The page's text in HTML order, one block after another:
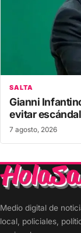
SALTA
Gianni
evitar
7 agosto, 2026
Medio digital de
local, policiales,